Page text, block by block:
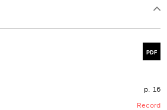
PDF
p. 16
Record